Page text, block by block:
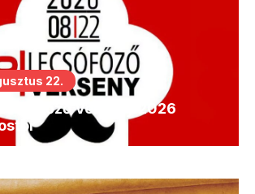
22.
Verseny 2026